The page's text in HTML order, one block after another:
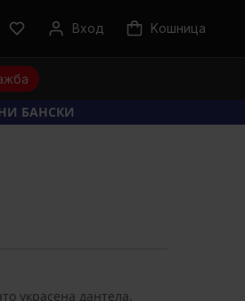
Вход Kошница
БАНСКИ
украсена дантела.